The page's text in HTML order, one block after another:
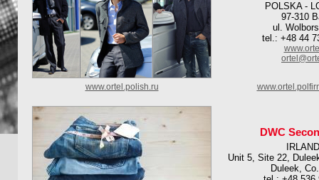
POLSKA -
97-310
ul.
tel.: +48 44
www.ortel.polish.ru
DWC
Unit 5, Site 22,
Duleek,